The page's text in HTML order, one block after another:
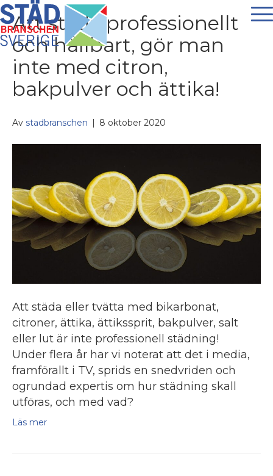
Att städa professionellt
och hållbart, gör man
inte med citron,
bakpulver och ättika!
Av stadbranschen | 8 oktober 2020
Att städa eller tvätta med bikarbonat,
citroner, ättika, ättikssprit, bakpulver, salt
eller lut är inte professionell städning!
Under flera år har vi noterat att det i media,
framförallt i TV, sprids en snedvriden och
ogrundad expertis om hur städning skall
utföras, och med vad?
Läs mer